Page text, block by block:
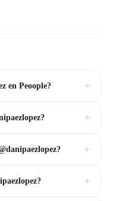
en Peoople? +
+
+
+